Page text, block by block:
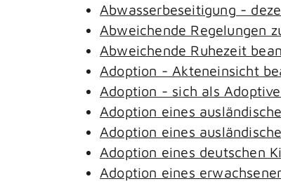
Abwasserbeseitigung -
Abweichende Regelungen
Abweichende Ruhezeit
Adoption - Akteneinsicht
Adoption - sich als
Adoption eines
Adoption eines
Adoption eines deutschen
Adoption eines